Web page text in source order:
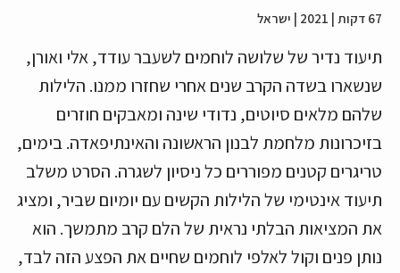
67 דקות | 2021 | ישראל
תיעוד נדיר של שלושה לוחמים לשעבר עודד, אלי ואורן,
שנשארו בשדה הקרב שנים אחרי שחזרו ממנו. הלילות
שלהם מלאים סיוטים, נדודי שינה ומאבקים חוזרים
בזיכרונות מלחמת לבנון הראשונה והאינתיפאדה. בימים,
טריגרים קטנים מפוררים כל ניסיון לשגרה. הסרט משלב
תיעוד אינטימי של הלילות הקשים עם יומיום שביר, ומציג
את המציאות הבלתי נראית של הלם קרב מתמשך. הוא
נותן פנים וקול לאלפי לוחמים שחיים את הפצע הזה לבד,